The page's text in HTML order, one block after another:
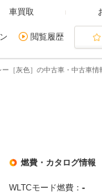
車買取
閲覧履歴
［灰色］の中古車・中古車情
燃費・カタログ情報
WLTCモード燃費： -